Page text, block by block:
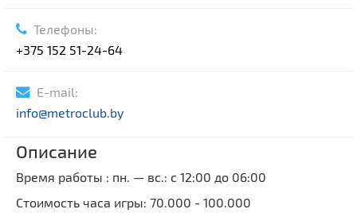
Телефоны:
+375 152 51-24-64
E-mail:
info@metroclub.by
Описание
Время работы : пн. — вс.: с 12:00 до 06:00
Стоимость часа игры: 70.000 - 100.000